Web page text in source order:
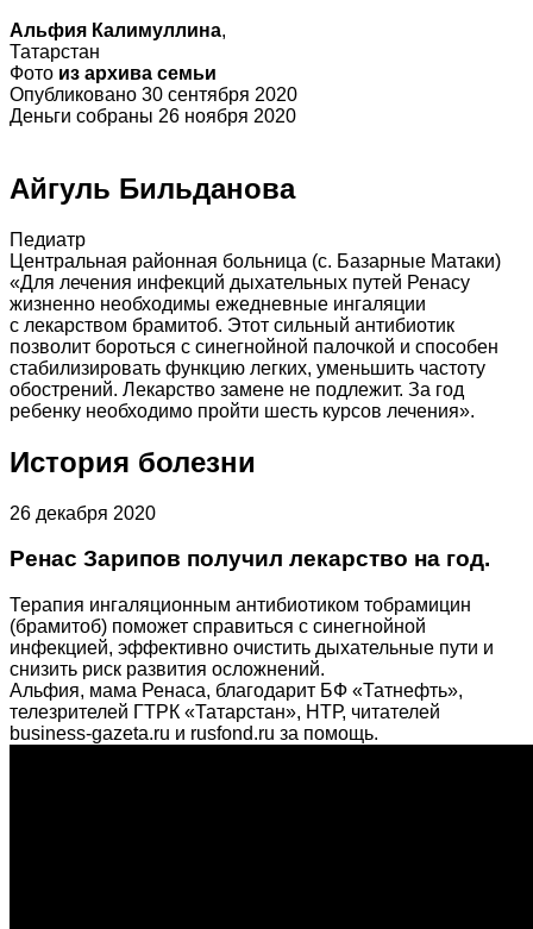
Альфия Калимуллина,
Татарстан
Фото из архива семьи
Опубликовано 30 сентября 2020
Деньги собраны 26 ноября 2020
Айгуль Бильданова
Педиатр
Центральная районная больница (с. Базарные Матаки)
«Для лечения инфекций дыхательных путей Ренасу
жизненно необходимы ежедневные ингаляции
с лекарством брамитоб. Этот сильный антибиотик
позволит бороться с синегнойной палочкой и способен
стабилизировать функцию легких, уменьшить частоту
обострений. Лекарство замене не подлежит. За год
ребенку необходимо пройти шесть курсов лечения».
История болезни
26 декабря 2020
Ренас Зарипов получил лекарство на год.
Терапия ингаляционным антибиотиком тобрамицин
(брамитоб) поможет справиться с синегнойной
инфекцией, эффективно очистить дыхательные пути и
снизить риск развития осложнений.
Альфия, мама Ренаса, благодарит БФ «Татнефть»,
телезрителей ГТРК «Татарстан», НТР, читателей
business-gazeta.ru и rusfond.ru за помощь.